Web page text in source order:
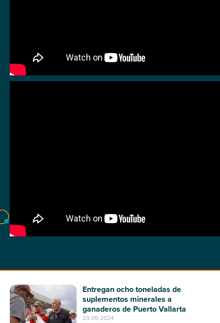
Entregan ocho toneladas de
suplementos minerales a
ganaderos de Puerto Vallarta
23-09-2024